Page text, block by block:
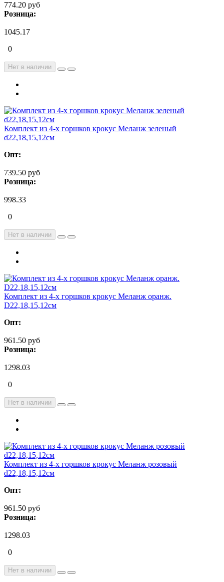
774.20 руб
Розница:
1045.17
0
Нет в наличии
Комплект из 4-х горшков крокус Меланж зеленый
d22,18,15,12см
Опт:
739.50 руб
Розница:
998.33
0
Нет в наличии
Комплект из 4-х горшков крокус Меланж оранж.
D22,18,15,12см
Опт:
961.50 руб
Розница:
1298.03
0
Нет в наличии
Комплект из 4-х горшков крокус Меланж розовый
d22,18,15,12см
Опт:
961.50 руб
Розница:
1298.03
0
Нет в наличии